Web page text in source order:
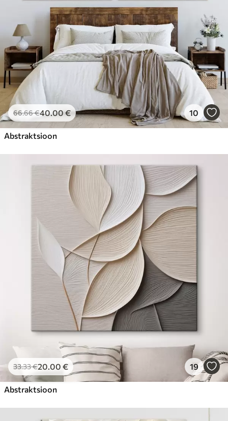
66.66€40.00€ 10
Abstraktsioon
33.33€20.00 € 19
Abstraktsioon